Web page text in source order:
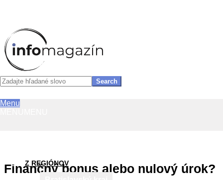
Skip
InfoMagazín
Search
Primary
Menu
Z REGIÓNOV
Finančný bonus alebo nulový úrok?